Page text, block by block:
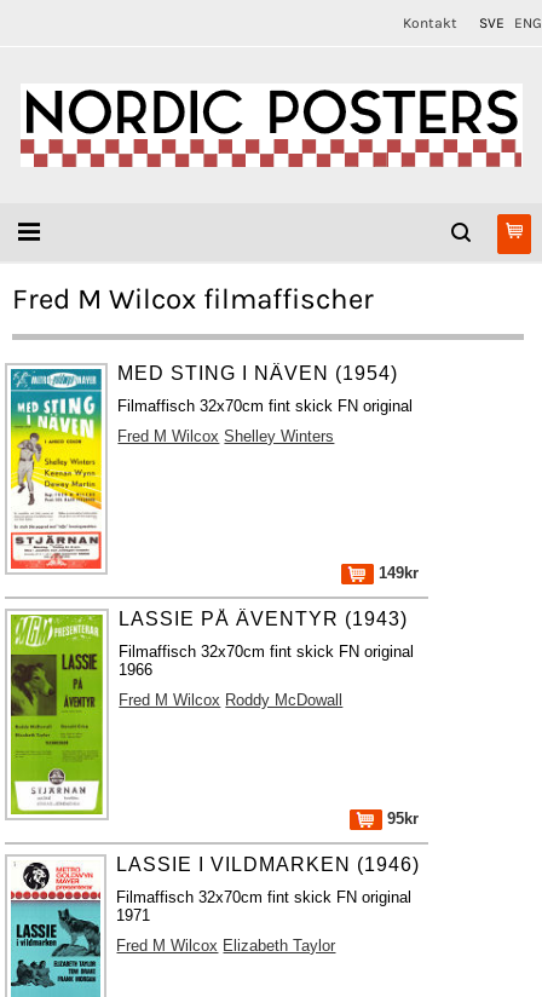
Kontakt SVE ENG
Fred M Wilcox filmaffischer
MED STING I NÄVEN (1954)
Filmaffisch 32x70cm fint skick FN original
Fred M Wilcox Shelley Winters
149kr
LASSIE PÅ ÄVENTYR (1943)
Filmaffisch 32x70cm fint skick FN original
1966
Fred M Wilcox Roddy McDowall
95kr
LASSIE I VILDMARKEN (1946)
Filmaffisch 32x70cm fint skick FN original
1971
Fred M Wilcox Elizabeth Taylor